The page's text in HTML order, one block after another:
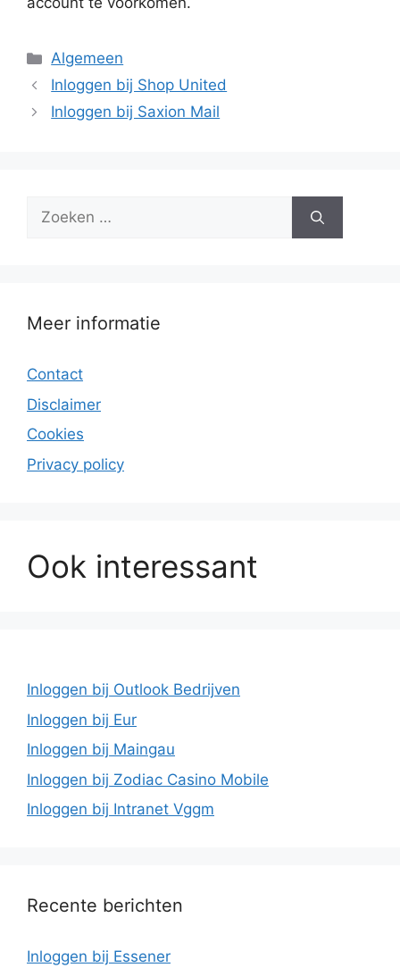
Categorieën
Algemeen
Inloggen bij Shop United
Inloggen bij Saxion Mail
Zoek
Meer informatie
Contact
Disclaimer
Cookies
Privacy policy
Ook interessant
Inloggen bij Outlook Bedrijven
Inloggen bij Eur
Inloggen bij Maingau
Inloggen bij Zodiac Casino Mobile
Inloggen bij Intranet Vggm
Recente berichten
Inloggen bij Essener